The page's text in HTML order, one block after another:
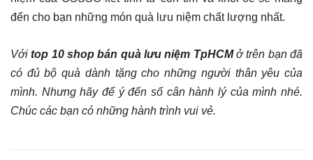
đến cho bạn những món quà lưu niệm chất lượng nhất.
Vớitop 10 shop bán quà lưu niệm TpHCMở trên bạn đã
có đủ bộ quà dành tặng cho những người thân yêu của
mình. Nhưng hãy để ý đến số cân hành lý của mình nhé.
Chúc các bạn có những hành trình vui vẻ.